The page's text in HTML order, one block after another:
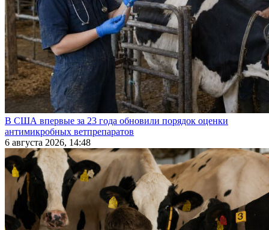
В США впервые за 23 года обновили порядок оценки
антимикробных ветпрепаратов
6 августа 2026, 14:48